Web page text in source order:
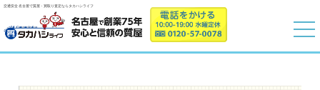
交通安全 名古屋で質屋・買取り査定ならタカハシライフ